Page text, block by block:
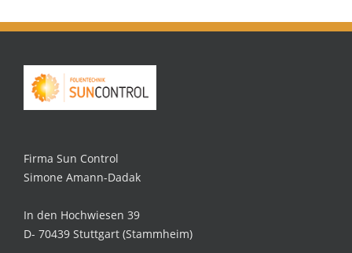
Firma Sun Control
Simone Amann-Dadak
In den Hochwiesen 39
D- 70439 Stuttgart (Stammheim)